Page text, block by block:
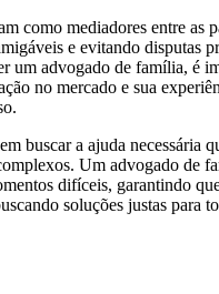
como mediadores entre as
​​e evitando disputas
um advogado de família, é
no mercado e sua
buscar a ajuda necessária
Um advogado de
difíceis, garantindo
soluções justas para